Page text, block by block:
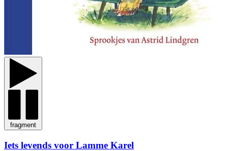
fragment
Iets levends voor Lamme Karel